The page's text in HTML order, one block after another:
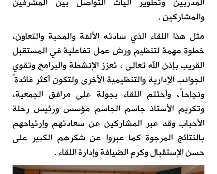
والمشاركين .
مثل هذا اللقاء الذي سادته الألفة والمحبة والتعاون،
خطوة مهمة لتنظيم ورش عمل تفاعلية في المستقبل
القريب بإذن الله تعالى ، تعزز الإنشطة والبرامج وتقوي
الجوانب الإدارية والتنظيمية الأخرى ولتكون أكثر فائدةً
ونجاحاً، وأختتم اللقاء بجولة على مرافق الجمعية،
وتكريم الأستاذ جاسم الجاسم مؤسس ورئيس رحلة
الأحباب وقد عبر المشاركين عن سعادتهم وإرتياحهم
بالنتائج المرجوة كما عبروا عن شكرهم الكبير على
حسن الإستقبال وكرم الضيافة وإدارة اللقاء .